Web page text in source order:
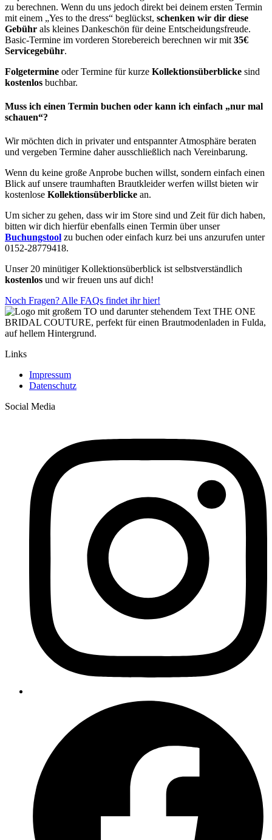
zu berechnen. Wenn du uns jedoch direkt bei deinem ersten Termin
mit einem „Yes to the dress“ beglückst, schenken wir dir diese
Gebühr als kleines Dankeschön für deine Entscheidungsfreude.
Basic-Termine im vorderen Storebereich berechnen wir mit 35€
Servicegebühr.
Folgetermine oder Termine für kurze Kollektionsüberblicke sind
kostenlos buchbar.
Muss ich einen Termin buchen oder kann ich einfach „nur mal
schauen“?
Wir möchten dich in privater und entspannter Atmosphäre beraten
und vergeben Termine daher ausschließlich nach Vereinbarung.
Wenn du keine große Anprobe buchen willst, sondern einfach einen
Blick auf unsere traumhaften Brautkleider werfen willst bieten wir
kostenlose Kollektionsüberblicke an.
Um sicher zu gehen, dass wir im Store sind und Zeit für dich haben,
bitten wir dich hierfür ebenfalls einen Termin über unser
Buchungstool zu buchen oder einfach kurz bei uns anzurufen unter
0152-28779418.
Unser 20 minütiger Kollektionsüberblick ist selbstverständlich
kostenlos und wir freuen uns auf dich!
Noch Fragen? Alle FAQs findet ihr hier!
Links
Impressum
Datenschutz
Social Media